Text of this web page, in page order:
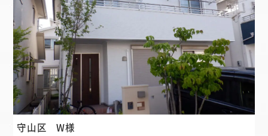
守山区 W様